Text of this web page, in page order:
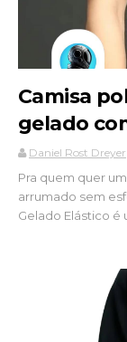
Camisa
gelado
Daniel Rost Dreyer
Pra quem quer
arrumado sem
Gelado Elástico é